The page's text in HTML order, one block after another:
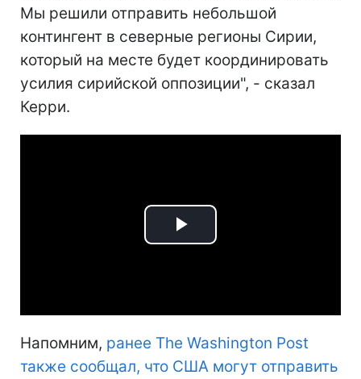
Мы решили отправить небольшой
контингент в северные регионы Сирии,
который на месте будет координировать
усилия сирийской оппозиции", - сказал
Керри.
Play
Напомним, ранее The Washington Post
также сообщал, что США могут отправить